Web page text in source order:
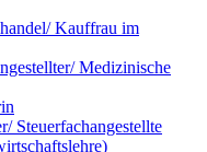
Kauffrau im
Medizinische
Steuerfachangestellte